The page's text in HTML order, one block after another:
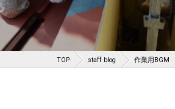
TOP staff blog 作業用BGM